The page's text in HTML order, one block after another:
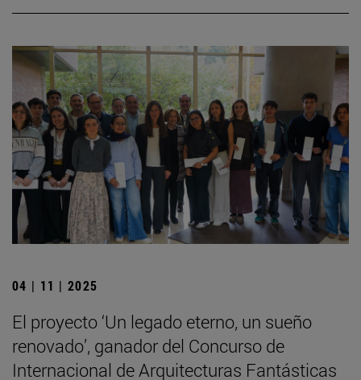
04 | 11 | 2025
El proyecto ‘Un legado eterno, un sueño
renovado’, ganador del Concurso de
Internacional de Arquitecturas Fantásticas